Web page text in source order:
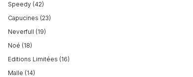
Speedy (42)
Capucines (23)
Neverfull (19)
Noé (18)
Editions Limitées (16)
Malle (14)